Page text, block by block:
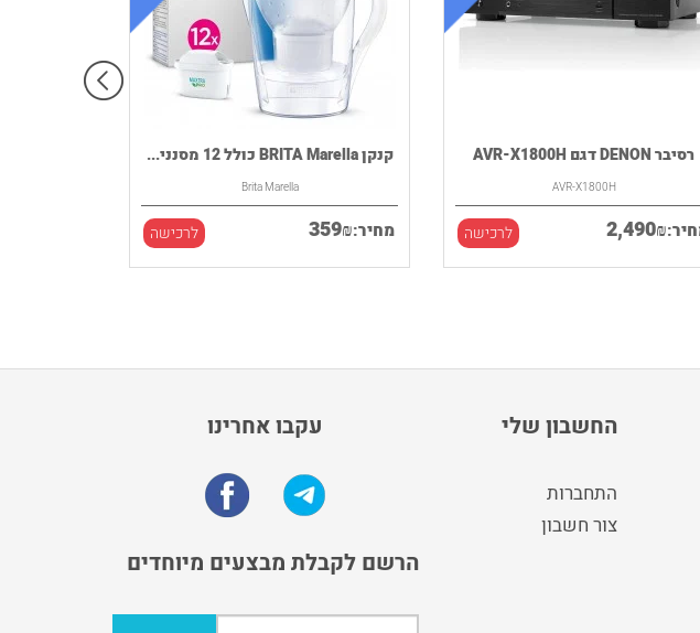
קנקן BRITA Marella כולל 12 מסנני...
Brita Marella
מחיר: 359₪ לרכישה
רסיבר DENON דגם AVR-X1800H
AVR-X1800H
2,490₪ לרכישה
עקבו אחרינו
הרשם לקבלת מבצעים מיוחדים
החשבון שלי
התחברות
צור חשבון